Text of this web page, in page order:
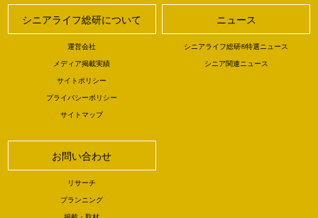
シニアライフ総研について
運営会社
メディア掲載実績
サイトポリシー
プライバシーポリシー
サイトマップ
ニュース
シニアライフ総研®特選ニュース
シニア関連ニュース
お問い合わせ
リサーチ
プランニング